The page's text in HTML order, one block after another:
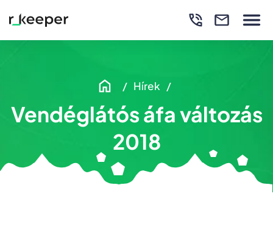
Hírek
Vendéglátós áfa változás
2018